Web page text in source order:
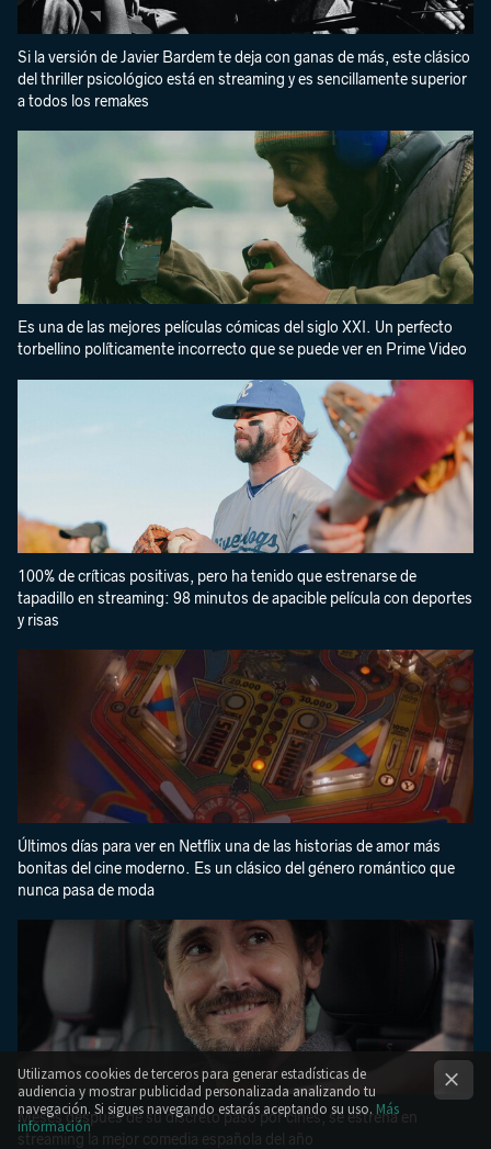
Si la versión de Javier Bardem te deja con ganas de más, este clásico
del thriller psicológico está en streaming y es sencillamente superior
a todos los remakes
Es una de las mejores películas cómicas del siglo XXI. Un perfecto
torbellino políticamente incorrecto que se puede ver en Prime Video
100% de críticas positivas, pero ha tenido que estrenarse de
tapadillo en streaming: 98 minutos de apacible película con deportes
y risas
Últimos días para ver en Netflix una de las historias de amor más
bonitas del cine moderno. Es un clásico del género romántico que
nunca pasa de moda
Meses después de su discreto paso por cines, se estrena en
streaming la mejor comedia española del año
Utilizamos cookies de terceros para generar estadísticas de
audiencia y mostrar publicidad personalizada analizando tu
navegación. Si sigues navegando estarás aceptando su uso. Más
información